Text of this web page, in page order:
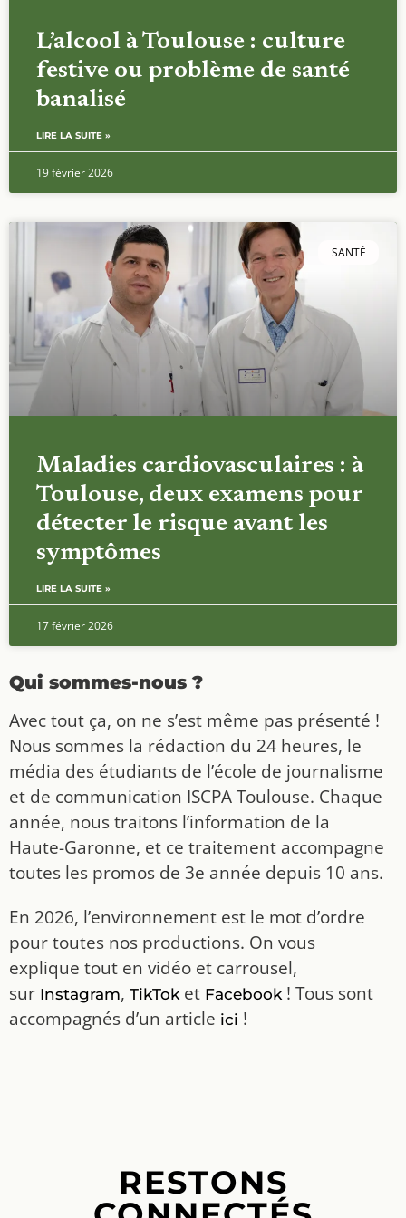
L’alcool à Toulouse : culture
festive ou problème de santé
banalisé
LIRE LA SUITE »
19 février 2026
SANTÉ
Maladies cardiovasculaires : à
Toulouse, deux examens pour
détecter le risque avant les
symptômes
LIRE LA SUITE »
17 février 2026
Qui sommes-nous ?
Avec tout ça, on ne s’est même pas présenté !
Nous sommes la rédaction du 24 heures, le
média des étudiants de l’école de journalisme
et de communication ISCPA Toulouse. Chaque
année, nous traitons l’information de la
Haute-Garonne, et ce traitement accompagne
toutes les promos de 3e année depuis 10 ans.
En 2026, l’environnement est le mot d’ordre
pour toutes nos productions. On vous
explique tout en vidéo et carrousel,
sur Instagram, TikToket Facebook! Tous sont
accompagnés d’un article ici !
RESTONS